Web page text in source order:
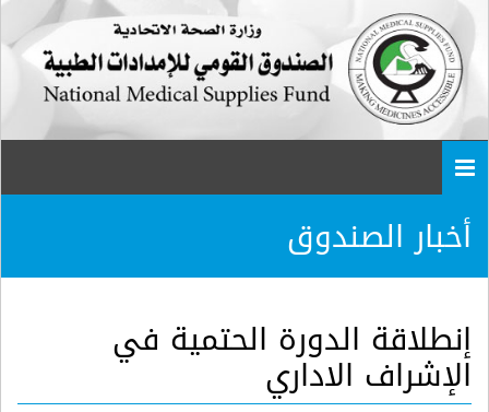
أخبار الصندوق
إنطلاقة الدورة الحتمية في
الإشراف الاداري